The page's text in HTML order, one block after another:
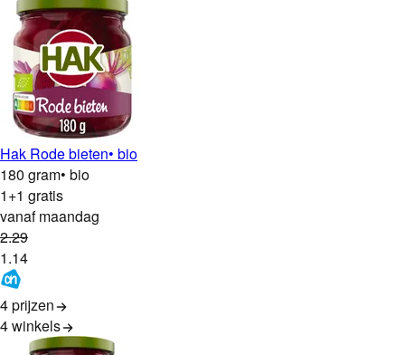
Hak Rode bieten• bio
180 gram• bio
1+1 gratis
vanaf maandag
2.29
1.14
4 prijzen
4winkels